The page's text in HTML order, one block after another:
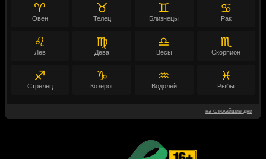
♈
Овен
♉
Телец
♊
Близнецы
♋
Рак
♌
Лев
♍
Дева
♎
Весы
♏
Скорпион
♐
Стрелец
♑
Козерог
♒
Водолей
♓
Рыбы
на ближайшие дни